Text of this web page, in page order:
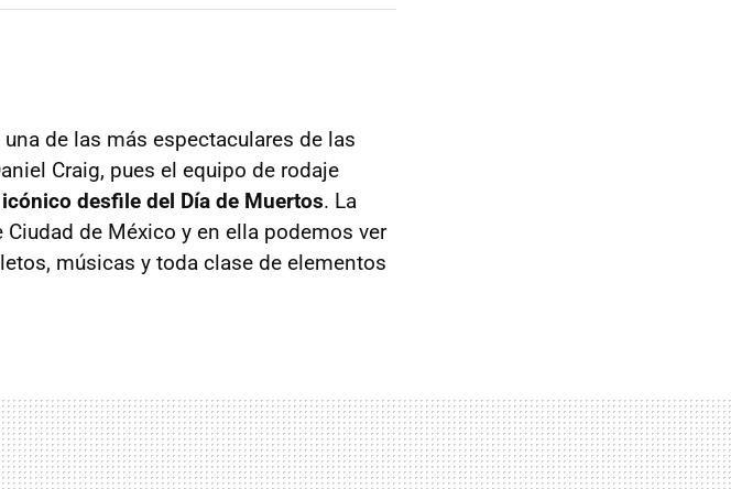
de las más espectaculares de las
Craig, pues el equipo de rodaje
icónico desfile del Día de Muertos. La
de México y en ella podemos ver
músicas y toda clase de elementos